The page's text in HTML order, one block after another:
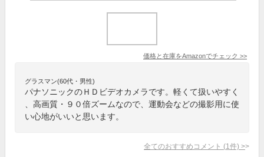
価格と在庫をAmazonでチェック >>
グラスマン(60代・男性)
パナソニックのＨＤビデオカメラです。軽くて扱いやすく
、高画質・９０倍ズームなので、運動会などの撮影用に使
い心地がいいと思います。
全てのおすすめコメント (1 件) >